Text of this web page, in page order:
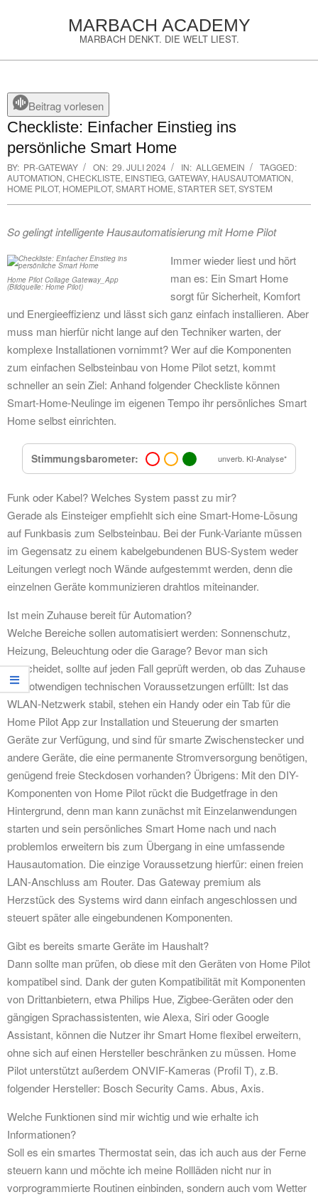
MARBACH ACADEMY
MARBACH DENKT. DIE WELT LIEST.
Menu Beitrag vorlesen
Checkliste: Einfacher Einstieg ins
persönliche Smart Home
BY: PR-GATEWAY ON: 29. JULI 2024 IN: ALLGEMEIN
TAGGED:
AUTOMATION, CHECKLISTE, EINSTIEG, GATEWAY, HAUSAUTOMATION,
HOME PILOT, HOMEPILOT, SMART HOME, STARTER SET, SYSTEM
So gelingt intelligente Hausautomatisierung mit Home Pilot
Home Pilot Collage Gateway_App
(Bildquelle: Home Pilot)
Immer wieder liest und hört
man es: Ein Smart Home
sorgt für Sicherheit, Komfort
und Energieeffizienz und lässt sich ganz einfach installieren. Aber
muss man hierfür nicht lange auf den Techniker warten, der
komplexe Installationen vornimmt? Wer auf die Komponenten
zum einfachen Selbsteinbau von Home Pilot setzt, kommt
schneller an sein Ziel: Anhand folgender Checkliste können
Smart-Home-Neulinge im eigenen Tempo ihr persönliches Smart
Home selbst einrichten.
Stimmungsbarometer: unverb. KI-Analyse*
Funk oder Kabel? Welches System passt zu mir?
Gerade als Einsteiger empfiehlt sich eine Smart-Home-Lösung
auf Funkbasis zum Selbsteinbau. Bei der Funk-Variante müssen
im Gegensatz zu einem kabelgebundenen BUS-System weder
Leitungen verlegt noch Wände aufgestemmt werden, denn die
einzelnen Geräte kommunizieren drahtlos miteinander.
Ist mein Zuhause bereit für Automation?
Welche Bereiche sollen automatisiert werden: Sonnenschutz,
Heizung, Beleuchtung oder die Garage? Bevor man sich
entscheidet, sollte auf jeden Fall geprüft werden, ob das Zuhause
die notwendigen technischen Voraussetzungen erfüllt: Ist das
WLAN-Netzwerk stabil, stehen ein Handy oder ein Tab für die
Home Pilot App zur Installation und Steuerung der smarten
Geräte zur Verfügung, und sind für smarte Zwischenstecker und
andere Geräte, die eine permanente Stromversorgung benötigen,
genügend freie Steckdosen vorhanden? Übrigens: Mit den DIY-
Komponenten von Home Pilot rückt die Budgetfrage in den
Hintergrund, denn man kann zunächst mit Einzelanwendungen
starten und sein persönliches Smart Home nach und nach
problemlos erweitern bis zum Übergang in eine umfassende
Hausautomation. Die einzige Voraussetzung hierfür: einen freien
LAN-Anschluss am Router. Das Gateway premium als
Herzstück des Systems wird dann einfach angeschlossen und
steuert später alle eingebundenen Komponenten.
Gibt es bereits smarte Geräte im Haushalt?
Dann sollte man prüfen, ob diese mit den Geräten von Home Pilot
kompatibel sind. Dank der guten Kompatibilität mit Komponenten
von Drittanbietern, etwa Philips Hue, Zigbee-Geräten oder den
gängigen Sprachassistenten, wie Alexa, Siri oder Google
Assistant, können die Nutzer ihr Smart Home flexibel erweitern,
ohne sich auf einen Hersteller beschränken zu müssen. Home
Pilot unterstützt außerdem ONVIF-Kameras (Profil T), z.B.
folgender Hersteller: Bosch Security Cams. Abus, Axis.
Welche Funktionen sind mir wichtig und wie erhalte ich
Informationen?
Soll es ein smartes Thermostat sein, das ich auch aus der Ferne
steuern kann und möchte ich meine Rollläden nicht nur in
vorprogrammierte Routinen einbinden, sondern auch vom Wetter